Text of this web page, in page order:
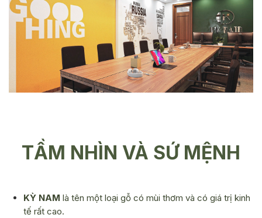
TẦM NHÌN VÀ SỨ MỆNH
KỲ NAM là tên một loại gỗ có mùi thơm và có giá trị kinh
tế rất cao.